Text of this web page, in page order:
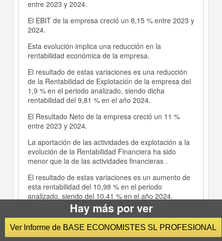
entre 2023 y 2024.
El EBIT de la empresa creció un 8,15 % entre 2023 y
2024.
Esta evolución implica una reducción en la
rentabilidad económica de la empresa.
El resultado de estas variaciones es una reducción
de la Rentabilidad de Explotación de la empresa del
1,9 % en el periodo analizado, siendo dicha
rentabilidad del 9,81 % en el año 2024.
El Resultado Neto de la empresa creció un 11 %
entre 2023 y 2024.
La aportación de las actividades de explotación a la
evolución de la Rentabilidad Financiera ha sido
menor que la de las actividades financieras .
El resultado de estas variaciones es un aumento de
esta rentabilidad del 10,98 % en el periodo
analizado, siendo del 10,41 % en el año 2024.
Comparativa Sectorial
Hay más por ver
Ver Informe de BASE ECONOMISTES SL PROFESIONAL